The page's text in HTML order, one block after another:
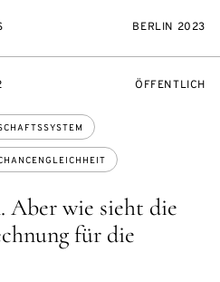
BERLIN 2023
Aber wie sieht die
für die
ÖFFENTLICH